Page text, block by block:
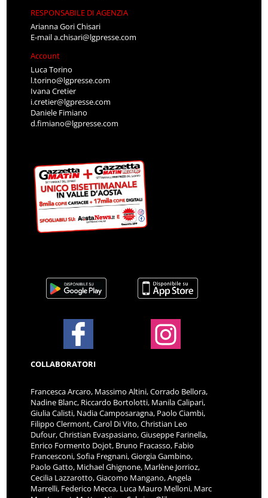
RESPONSABILE DI AGENZIA
Arianna Gori Chisari
E-maila.chisari@lgpresse.com
Account
Luca Torino
l.torino@lgpresse.com
Ivana Cretier
i.cretier@lgpresse.com
Daniele Fimiano
d.fimiano@lgpresse.com
COLLABORATORI
Francesca Arcaro, Massimo Altini, Corrado Bellora,
Nadine Blanc, Riccardo Bortolotti, Manila Calipari,
Giulia Calisti, Nadia Camposaragna, Paolo Ciambi,
Filippo Clermont, Carol Di Vito, Christian Leo
Dufour, Christian Evaspasiano, Giuseppe Farinella,
Enrico Formento Dojot, Bruno Fracasso, Fabio
Francesconi, Sofia Fregnani, Giorgia Gambino,
Paolo Gatto, Michael Ghignone, Marlène Jorrioz,
Cecilia Lazzarotto, Giacomo Mangano, Angela
Marrelli, Federico Mecca, Luca Mauro Melloni, Marc